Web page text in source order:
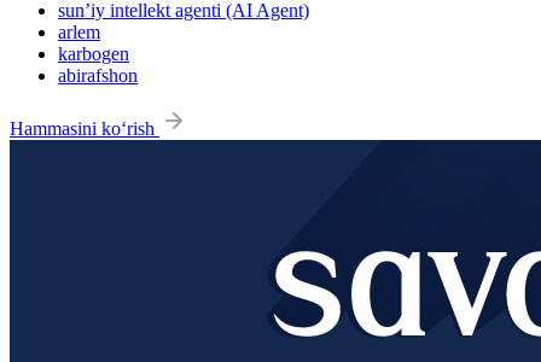
sun’iy intellekt agenti (AI Agent)
arlem
karbogen
abirafshon
Hammasini ko‘rish